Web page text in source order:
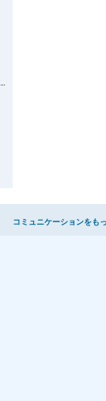
コミュニケーションをも